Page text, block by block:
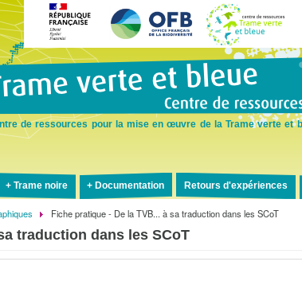
au
contenu
de ressources pour la mise en œuvre de la Trame verte et
Trame noire Documentation Retours d'expériences
Fiche pratique - De la TVB... à sa traduction dans les SCoT
traduction dans les SCoT